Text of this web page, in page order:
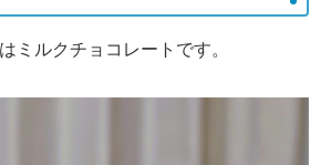
ミルクチョコレートです。